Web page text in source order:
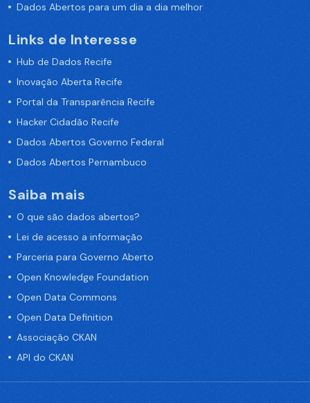
Dados Abertos para um dia a dia melhor
Links de Interesse
Hub de Dados Recife
Inovação Aberta Recife
Portal da Transparência Recife
Hacker Cidadão Recife
Dados Abertos Governo Federal
Dados Abertos Pernambuco
Saiba mais
O que são dados abertos?
Lei de acesso a informação
Parceria para Governo Aberto
Open Knowledge Foundation
Open Data Commons
Open Data Definition
Associação CKAN
API do CKAN